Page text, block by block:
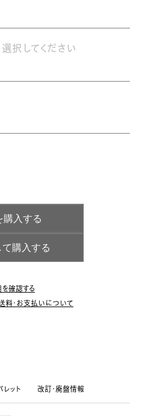
選択してください
購入する
て購入する
確認する
料・お支払いについて
レット 改訂・廃盤情報